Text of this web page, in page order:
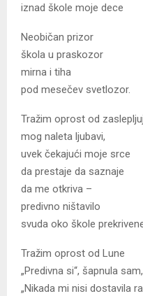
iznad škole moje dece
Neobičan prizor
škola u praskozor
mirna i tiha
pod mesečev svetlozor.
Tražim oprost od
mog naleta ljubavi,
uvek čekajući moje srce
da prestaje da saznaje
da me otkriva –
predivno ništavilo
svuda oko škole
Tražim oprost od Lune
„Predivna si“, šapnula
„Nikada mi nisi dostavila